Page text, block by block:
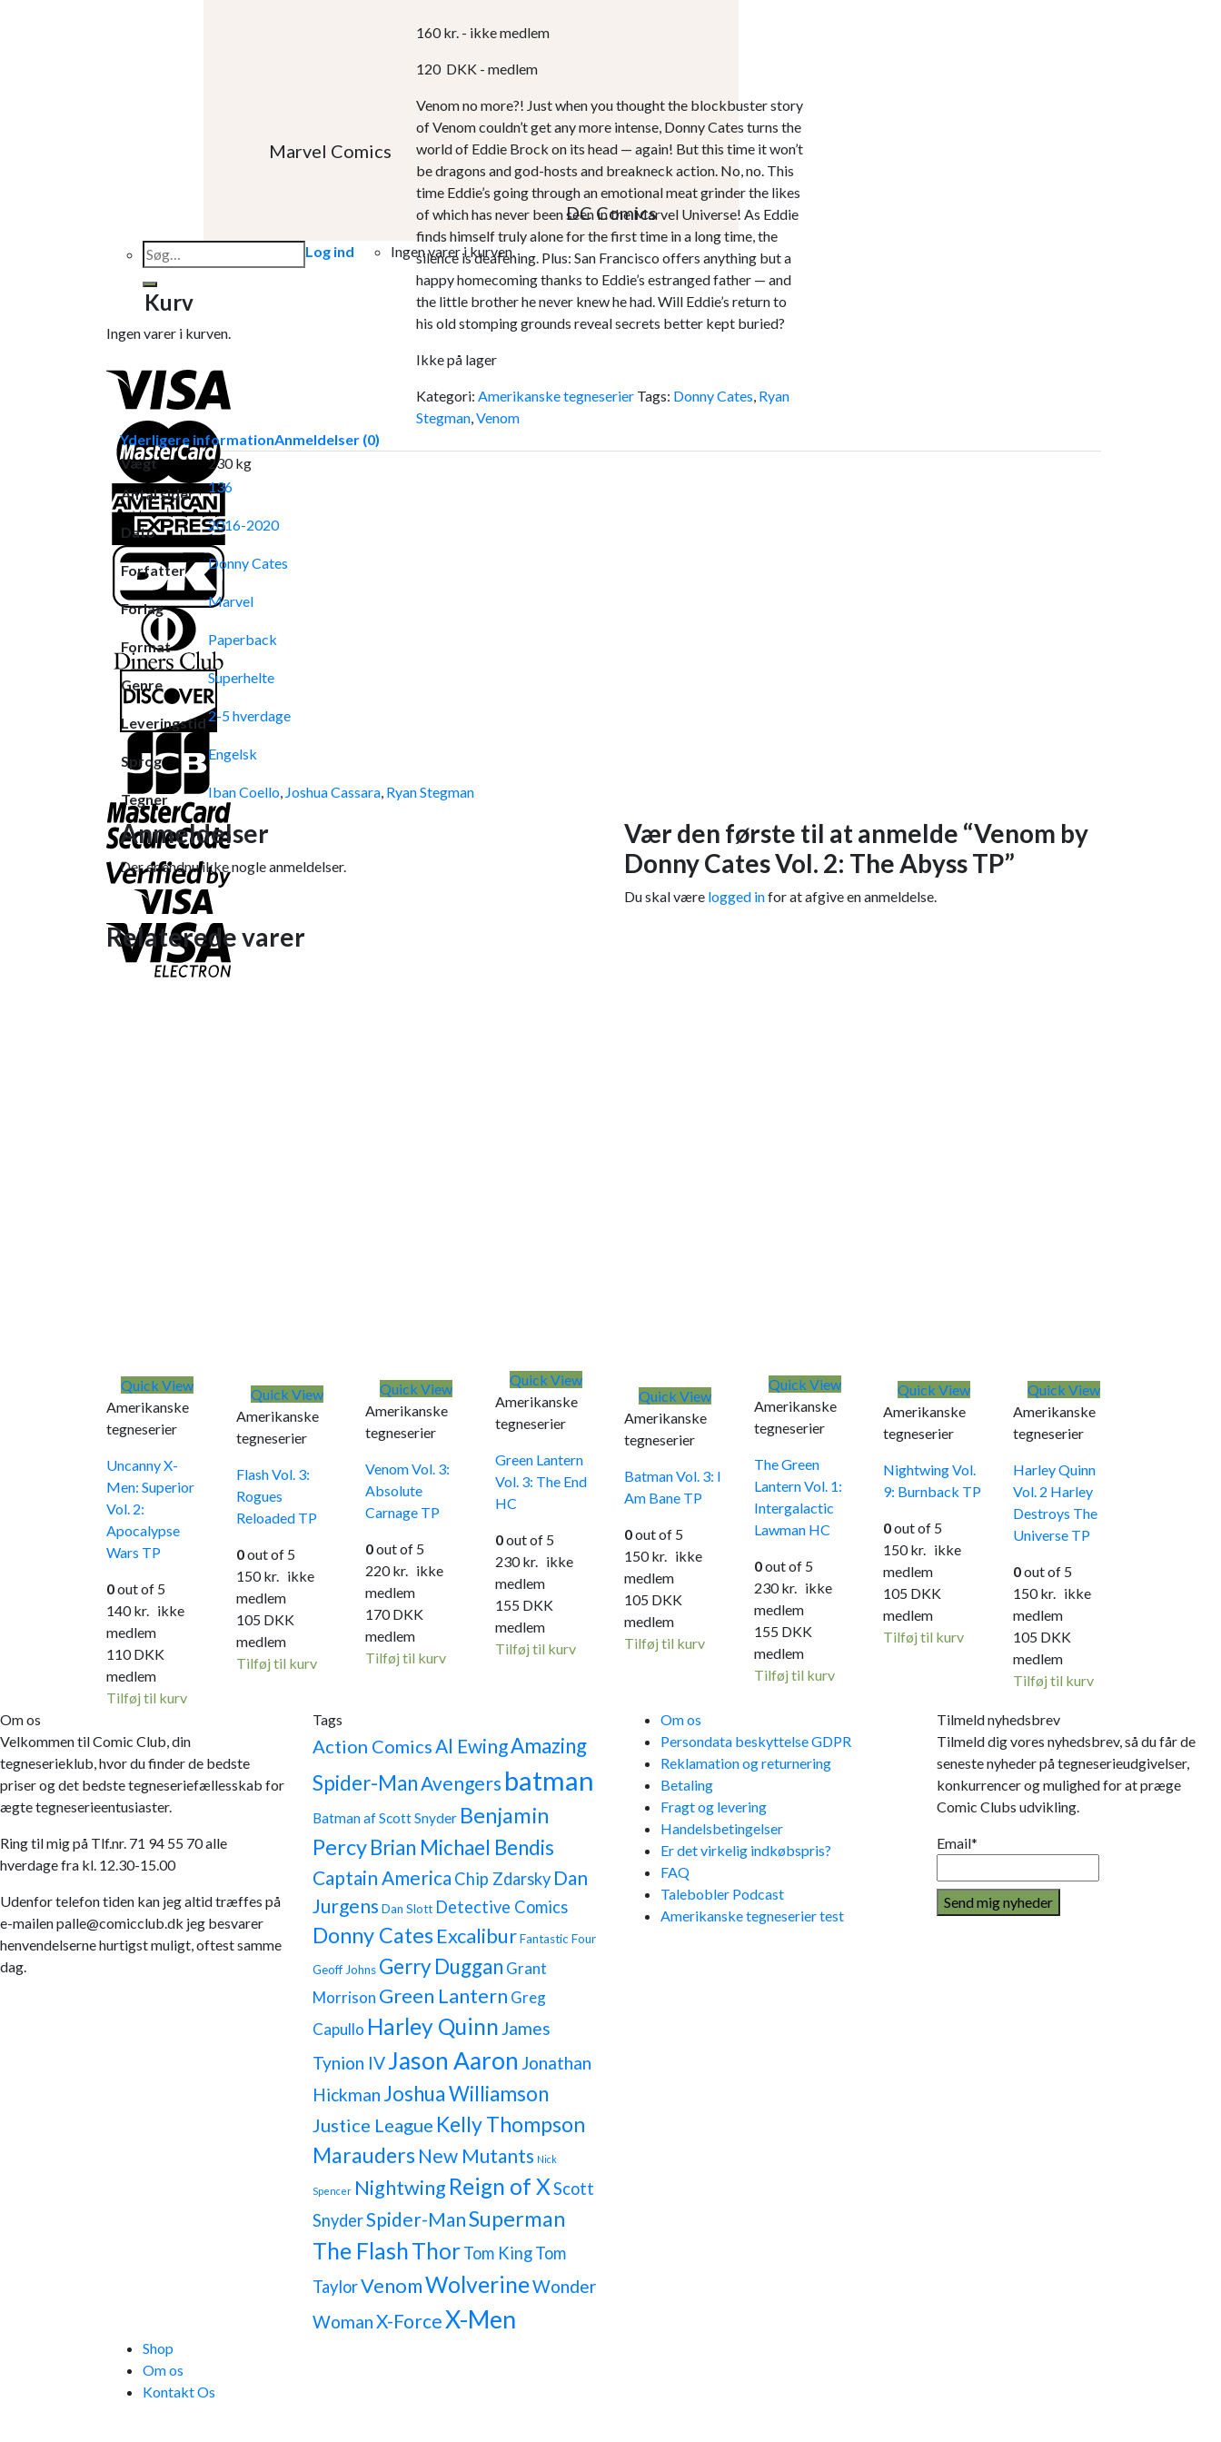
Marvel Comics
DC Comics
Søg
efter:
Log ind Ingen varer i kurven.
Kurv
Ingen varer i kurven.
160kr. - ikke medlem
120 DKK - medlem
Venom no more?! Just when you thought the blockbuster story
of Venom couldn’t get any more intense, Donny Cates turns the
world of Eddie Brock on its head — again! But this time it won’t
be dragons and god-hosts and breakneck action. No, no. This
time Eddie’s going through an emotional meat grinder the likes
of which has never been seen in the Marvel Universe! As Eddie
finds himself truly alone for the first time in a long time, the
silence is deafening. Plus: San Francisco offers anything but a
happy homecoming thanks to Eddie’s estranged father — and
the little brother he never knew he had. Will Eddie’s return to
his old stomping grounds reveal secrets better kept buried?
Ikke på lager
Kategori: Amerikanske tegneserier Tags: Donny Cates, Ryan
Stegman,Venom
Yderligere informationAnmeldelser (0)
Vægt
230 kg
Antal sider
136
Dato 2016-2020
Forfatter Donny Cates
Forlag Marvel
Format Paperback
Genre Superhelte
Leveringstid2-5 hverdage
Sprog Engelsk
Tegner Iban Coello, Joshua Cassara, Ryan Stegman
Anmeldelser
Der er endnu ikke nogle anmeldelser.
Vær den første til at anmelde “Venom by
Donny Cates Vol. 2: The Abyss TP”
Du skal være logged infor at afgive en anmeldelse.
Relaterede varer
Quick View
Amerikanske
tegneserier
Uncanny X-
Men: Superior
Vol. 2:
Apocalypse
Wars TP
0out of 5
140kr. ikke
medlem
110DKK
medlem
Tilføj til kurv
Quick View
Amerikanske
tegneserier
Flash Vol. 3:
Rogues
Reloaded TP
0out of 5
150kr.ikke
medlem
105 DKK
medlem
Tilføj til kurv
Quick View
Amerikanske
tegneserier
Venom Vol. 3:
Absolute
Carnage TP
0out of 5
220kr. ikke
medlem
170DKK
medlem
Tilføj til kurv
Quick View
Amerikanske
tegneserier
Green Lantern
Vol. 3: The End
HC
0out of 5
230kr.ikke
medlem
155 DKK
medlem
Tilføj til kurv
Quick View
Amerikanske
tegneserier
Batman Vol. 3: I
Am Bane TP
0out of 5
150kr. ikke
medlem
105 DKK
medlem
Tilføj til kurv
Quick View
Amerikanske
tegneserier
The Green
Lantern Vol. 1:
Intergalactic
Lawman HC
0out of 5
230kr.ikke
medlem
155 DKK
medlem
Tilføj til kurv
Quick View
Amerikanske
tegneserier
Nightwing Vol.
9: Burnback TP
0out of 5
150kr. ikke
medlem
105 DKK
medlem
Tilføj til kurv
Quick View
Amerikanske
tegneserier
Harley Quinn
Vol. 2 Harley
Destroys The
Universe TP
0out of 5
150kr.ikke
medlem
105 DKK
medlem
Tilføj til kurv
Om os
Velkommen til Comic Club, din
tegneserieklub, hvor du finder de bedste
priser og det bedste tegneseriefællesskab for
ægte tegneserieentusiaster.
Ring til mig på Tlf.nr. 71 94 55 70 alle
hverdage fra kl. 12.30-15.00
Udenfor telefon tiden kan jeg altid træffes på
e-mailen palle@comicclub.dk jeg besvarer
henvendelserne hurtigst muligt, oftest samme
dag.
Tags
Action ComicsAl EwingAmazing
Spider-ManAvengers batman
Batman af Scott Snyder Benjamin
Percy Brian Michael Bendis
Captain America Chip Zdarsky Dan
Jurgens Dan Slott Detective Comics
Donny Cates Excalibur Fantastic Four
Geoff Johns Gerry Duggan Grant
Morrison Green Lantern Greg
Capullo Harley Quinn James
Tynion IVJason Aaron Jonathan
Hickman Joshua Williamson
Justice League Kelly Thompson
Marauders New Mutants Nick
Spencer Nightwing Reign of XScott
SnyderSpider-ManSuperman
The FlashThor Tom King Tom
TaylorVenomWolverineWonder
WomanX-ForceX-Men
Om os
Persondata beskyttelse GDPR
Reklamation og returnering
Betaling
Fragt og levering
Handelsbetingelser
Er det virkelig indkøbspris?
FAQ
Talebobler Podcast
Amerikanske tegneserier test
Tilmeld nyhedsbrev
Tilmeld dig vores nyhedsbrev, så du får de
seneste nyheder på tegneserieudgivelser,
konkurrencer og mulighed for at præge
Comic Clubs udvikling.
Email*
Shop
Om os
Kontakt Os